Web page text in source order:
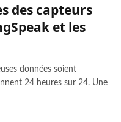
des capteurs
et les
données soient
24 heures sur 24. Une